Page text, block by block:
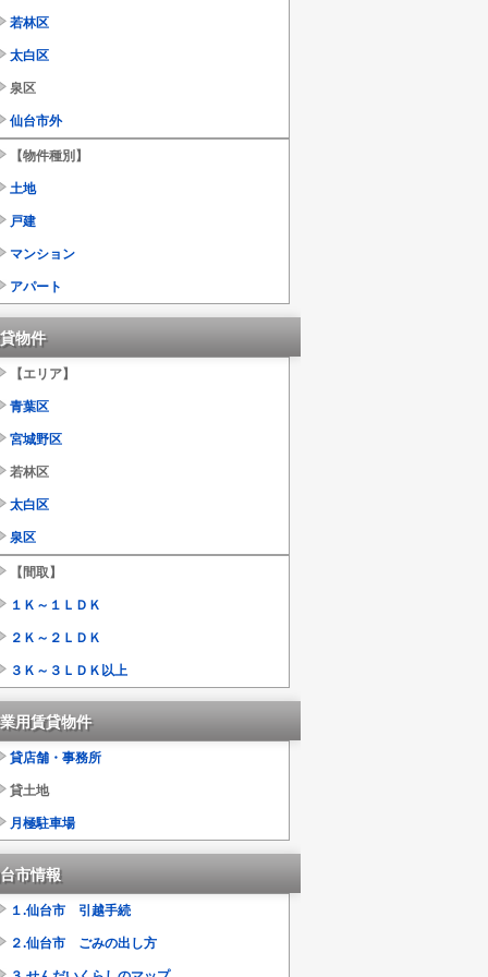
若林区
太白区
泉区
仙台市外
【物件種別】
土地
戸建
マンション
アパート
物件
【エリア】
青葉区
宮城野区
若林区
太白区
泉区
【間取】
１Ｋ～１ＬＤＫ
２Ｋ～２ＬＤＫ
３Ｋ～３ＬＤＫ以上
用賃貸物件
貸店舗・事務所
貸土地
月極駐車場
市情報
１.仙台市 引越手続
２.仙台市 ごみの出し方